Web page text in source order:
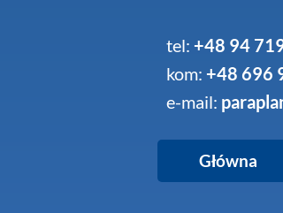
tel: +48 94
kom: +48 696
e-mail:
Główna